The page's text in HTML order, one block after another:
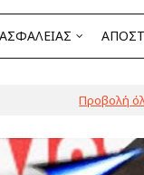
Προβολή